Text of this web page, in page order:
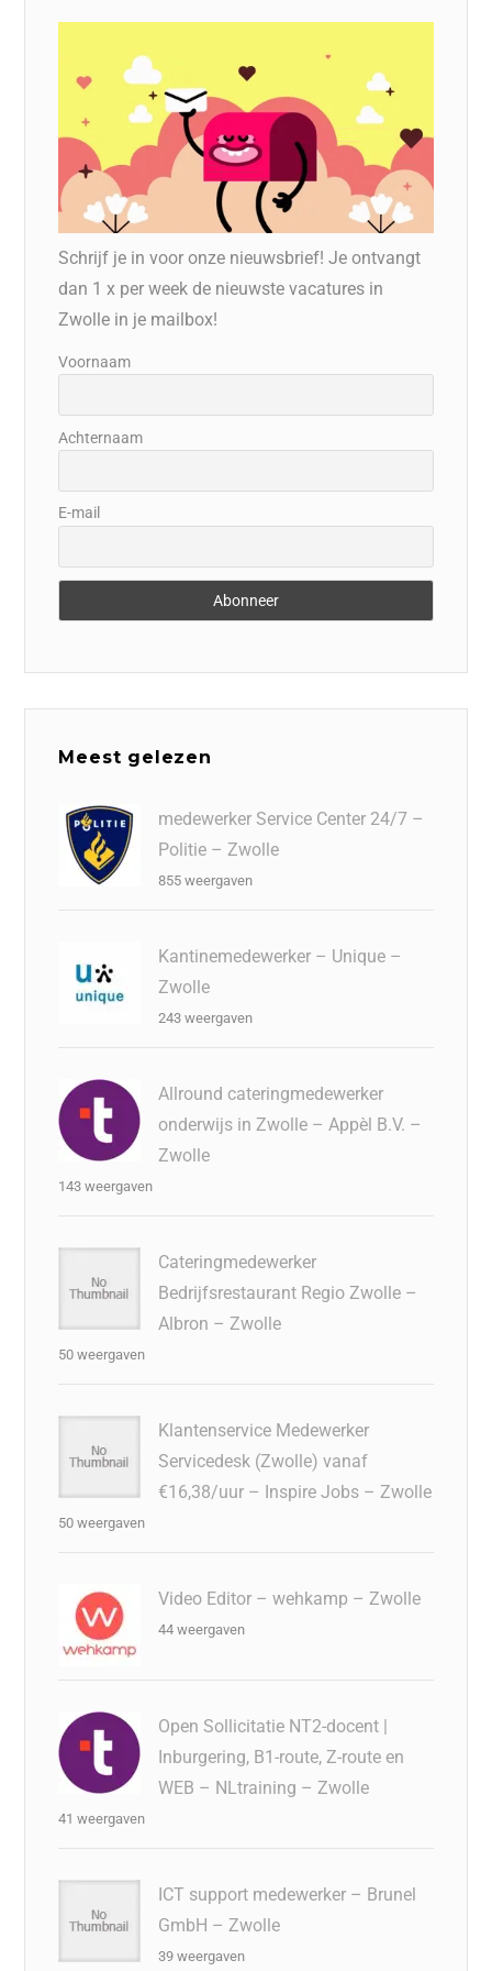
Schrijf je in voor onze nieuwsbrief! Je ontvangt
dan 1 x per week de nieuwste vacatures in
Zwolle in je mailbox!
Voornaam
Achternaam
E-mail
Meest gelezen
medewerker Service Center 24/7 –
Politie – Zwolle
855 weergaven
Kantinemedewerker – Unique –
Zwolle
243 weergaven
Allround cateringmedewerker
onderwijs in Zwolle – Appèl B.V. –
Zwolle
143 weergaven
Cateringmedewerker
Bedrijfsrestaurant Regio Zwolle –
Albron – Zwolle
50 weergaven
Klantenservice Medewerker
Servicedesk (Zwolle) vanaf
€16,38/uur – Inspire Jobs – Zwolle
50 weergaven
Video Editor – wehkamp – Zwolle
44 weergaven
Open Sollicitatie NT2-docent |
Inburgering, B1-route, Z-route en
WEB – NLtraining – Zwolle
41 weergaven
ICT support medewerker – Brunel
GmbH – Zwolle
39 weergaven